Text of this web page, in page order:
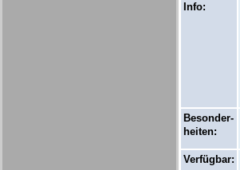
Info:
Besonder-
heiten:
Verfügbar: